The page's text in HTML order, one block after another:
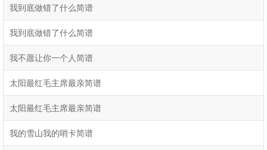
我到底做错了什么简谱
我到底做错了什么简谱
我不愿让你一个人简谱
太阳最红毛主席最亲简谱
太阳最红毛主席最亲简谱
我的雪山我的哨卡简谱